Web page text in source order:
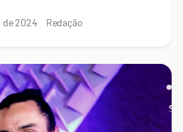
de 2024 Redação